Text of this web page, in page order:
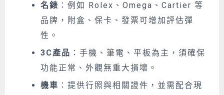
名錶 ：例如 Rolex、Omega、Cartier 等
品牌，附盒、保卡、發票可增加評估彈
性。
3C產品 ：手機、筆電、平板為主， 須確保
功能正常、外觀無重大損壞。
機車 ：提供行照與相關證件，並需配合現